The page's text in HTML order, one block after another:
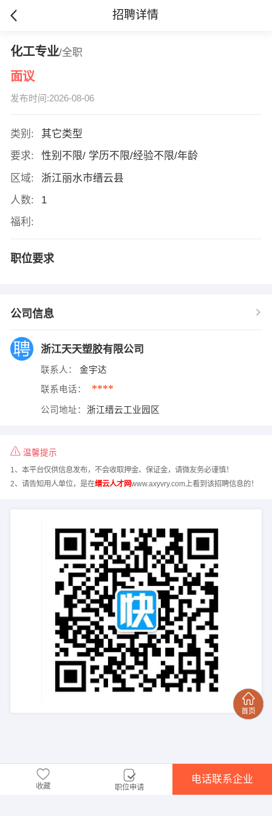
招聘详情
化工专业/全职
面议
发布时间:2026-08-06
类别:
其它类型
要求:
性别不限/ 学历不限/经验不限/年龄
区域:
浙江丽水市缙云县
人数:
1
福利:
职位要求
公司信息
浙江天天塑胶有限公司
联系人： 金宇达
联系电话： ****
公司地址： 浙江缙云工业园区
温馨提示
1、本平台仅供信息发布，不会收取押金、保证金，请微友务必谨慎！
2、请告知用人单位，是在缙云人才网www.axyvry.com上看到该招聘信息的！
收藏 职位申请
电话联系企业